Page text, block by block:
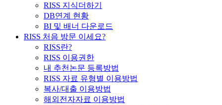
RISS 지식더하기
DB연계 현황
BI 및 배너 다운로드
RISS 처음 방문 이세요?
RISS란?
RISS 이용권한
내 추천논문 등록방법
RISS 자료 유형별 이용방법
복사/대출 이용방법
해외전자자료 이용방법